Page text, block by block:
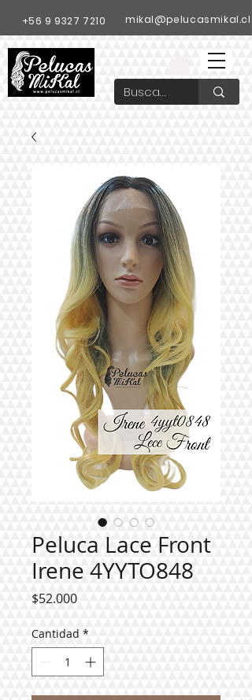
+56 9 9327 7210 mikal@pelucasmikal.cl
Peluca Lace Front
Irene 4YYTO848
$52.000Precio
Cantidad *